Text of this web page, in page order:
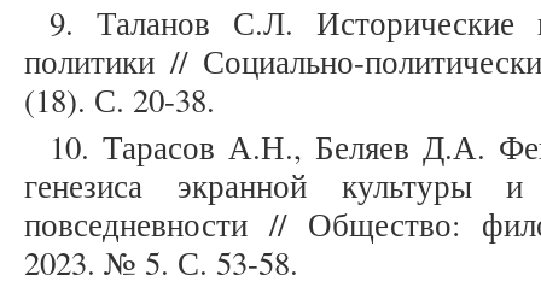
9. Таланов С.Л. Исторические
политики // Социально-
(18). С. 20-38.
10. Тарасов А.Н., Беляев Д.А.
генезиса экранной культуры и
повседневности // Общество:
2023. № 5. С. 53-58.